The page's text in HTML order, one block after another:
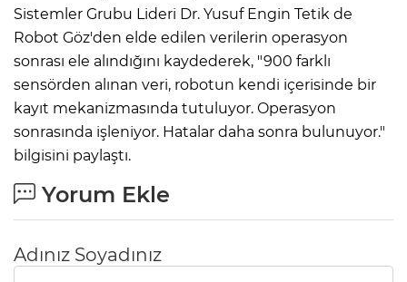
Sistemler Grubu Lideri Dr. Yusuf Engin Tetik de
Robot Göz'den elde edilen verilerin operasyon
sonrası ele alındığını kaydederek, "900 farklı
sensörden alınan veri, robotun kendi içerisinde bir
kayıt mekanizmasında tutuluyor. Operasyon
sonrasında işleniyor. Hatalar daha sonra bulunuyor."
bilgisini paylaştı.
Yorum Ekle
Adınız Soyadınız